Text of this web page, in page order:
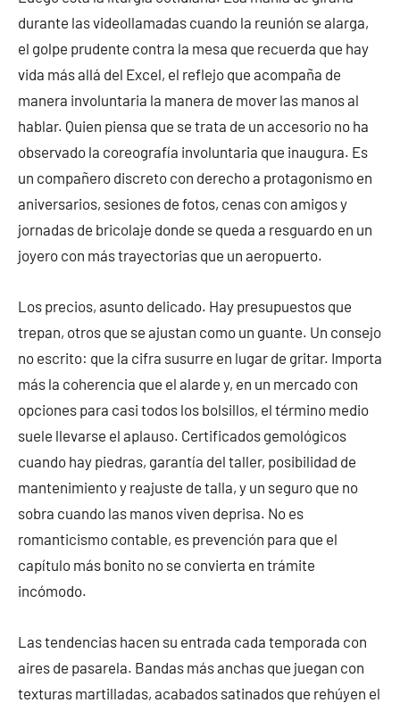
durante las videollamadas cuando la reunión se alarga,
el golpe prudente contra la mesa que recuerda que hay
vida más allá del Excel, el reflejo que acompaña de
manera involuntaria la manera de mover las manos al
hablar. Quien piensa que se trata de un accesorio no ha
observado la coreografía involuntaria que inaugura. Es
un compañero discreto con derecho a protagonismo en
aniversarios, sesiones de fotos, cenas con amigos y
jornadas de bricolaje donde se queda a resguardo en un
joyero con más trayectorias que un aeropuerto.
Los precios, asunto delicado. Hay presupuestos que
trepan, otros que se ajustan como un guante. Un consejo
no escrito: que la cifra susurre en lugar de gritar. Importa
más la coherencia que el alarde y, en un mercado con
opciones para casi todos los bolsillos, el término medio
suele llevarse el aplauso. Certificados gemológicos
cuando hay piedras, garantía del taller, posibilidad de
mantenimiento y reajuste de talla, y un seguro que no
sobra cuando las manos viven deprisa. No es
romanticismo contable, es prevención para que el
capítulo más bonito no se convierta en trámite
incómodo.
Las tendencias hacen su entrada cada temporada con
aires de pasarela. Bandas más anchas que juegan con
texturas martilladas, acabados satinados que rehúyen el